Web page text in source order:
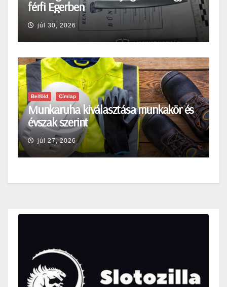
férfi Egerben
júl 30, 2026
Belföld Címlap
Munkaruha kiválasztása munkakör és
évszak szerint
júl 27, 2026